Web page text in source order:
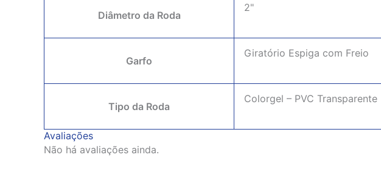
Diâmetro da Roda
2"
Garfo
Giratório Espiga com Freio
Tipo da Roda
Colorgel – PVC Transparente
Avaliações
Não há avaliações ainda.